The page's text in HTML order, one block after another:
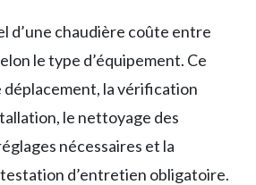
d’une chaudière coûte entre
le type d’équipement. Ce
la vérification
le nettoyage des
nécessaires et la
d’entretien obligatoire.